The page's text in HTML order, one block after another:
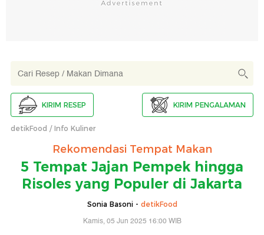
KIRIM RESEP KIRIM PENGALAMAN
detikFood Info Kuliner
Rekomendasi Tempat Makan
5 Tempat Jajan Pempek hingga
Risoles yang Populer di Jakarta
Sonia Basoni - detikFood
Kamis, 05 Jun 2025 16:00 WIB